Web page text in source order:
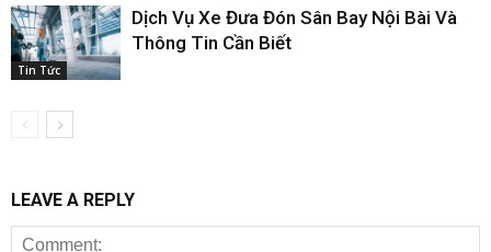
Tin Tức
Dịch Vụ Xe Đưa Đón Sân Bay Nội Bài Và
Thông Tin Cần Biết
LEAVE A REPLY